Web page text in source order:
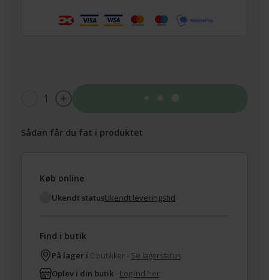
1
Sådan får du fat i produktet
Køb online
Ukendt statusUkendt leveringstid
Find i butik
På lager i 0 butikker - Se lagerstatus
Oplev i din butik - Log ind her